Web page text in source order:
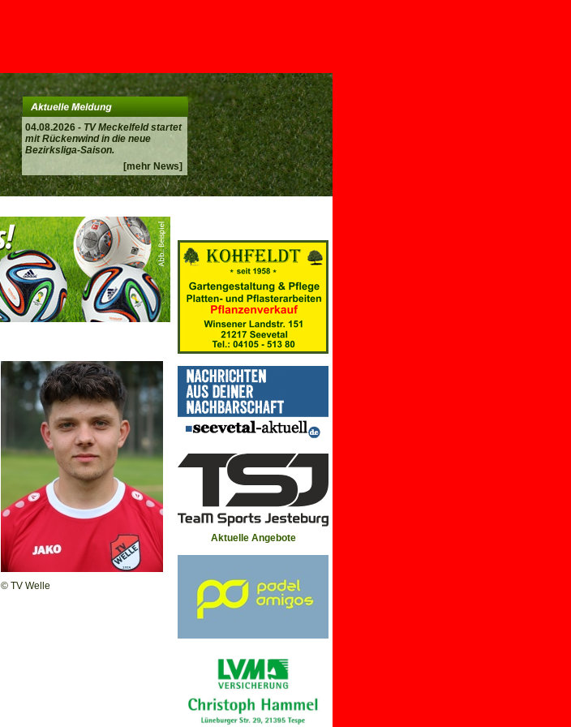
04.08.2026 - TV Meckelfeld startet
mit Rückenwind in die neue
Bezirksliga-Saison.
[mehr News]
© TV Welle
Aktuelle Angebote